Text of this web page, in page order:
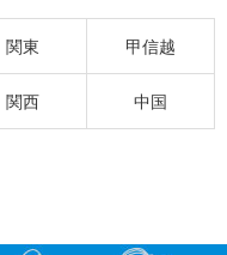
関東 甲信越
関西 中国